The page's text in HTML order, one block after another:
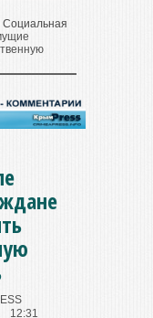
Социальная
12:31